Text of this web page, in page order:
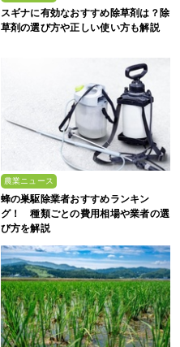
スギナに有効なおすすめ除草剤は？除
草剤の選び方や正しい使い方も解説
農業ニュース
蜂の巣駆除業者おすすめランキン
グ！ 種類ごとの費用相場や業者の選
び方を解説